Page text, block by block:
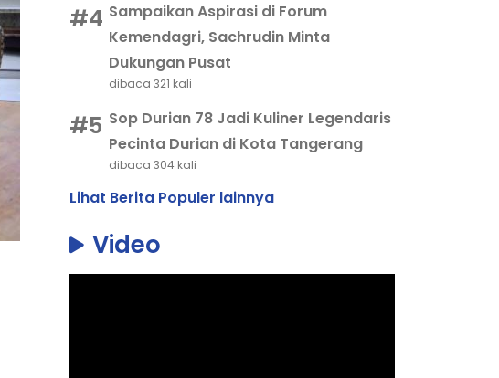
#4 Sampaikan Aspirasi di Forum
Kemendagri, Sachrudin Minta
Dukungan Pusat
dibaca 321 kali
#5 Sop Durian 78 Jadi Kuliner Legendaris
Pecinta Durian di Kota Tangerang
dibaca 304 kali
Lihat Berita Populer lainnya
Video